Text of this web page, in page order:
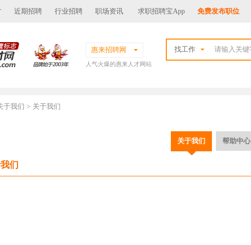
近期招聘 行业招聘 职场资讯 求职招聘宝App 免费发布职位
惠来招聘网
人气火爆的惠来人才网站
找工作
于我们 > 关于我们
关于我们 帮助中心
们